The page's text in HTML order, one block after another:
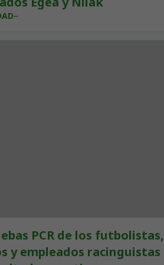
PCR de los futbolistas,
y empleados racinguistas